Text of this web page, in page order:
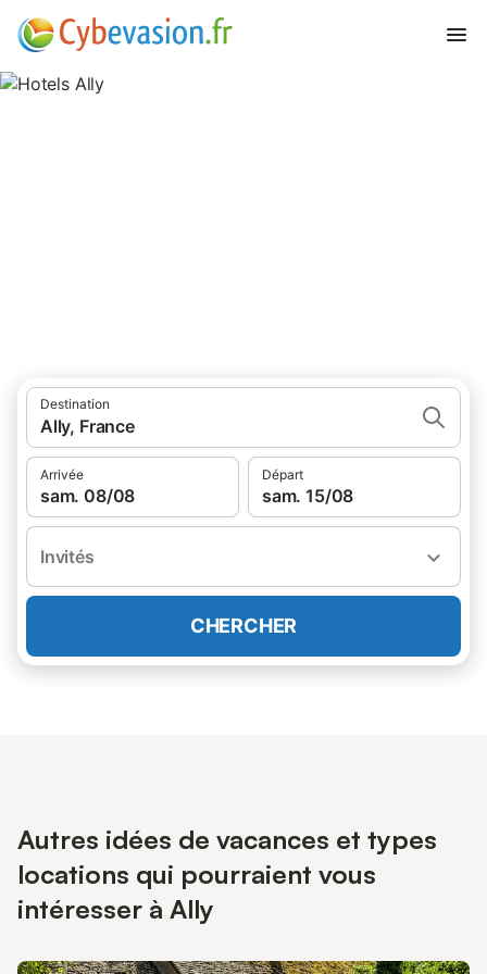
Destination
Ally, France
Arrivée
sam. 08/08
Départ
sam. 15/08
Invités
CHERCHER
Autres idées de vacances et types
locations qui pourraient vous
intéresser à Ally